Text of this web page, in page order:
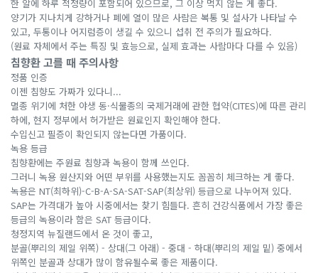
한 알에 하루 적정량이 포함되어 있으므로, 그 이상 먹지 않는 게 좋다.
양기가 지나치게 강하거나 폐에 열이 많은 사람은 복통 및 설사가 나타날 수
있고, 두통이나 어지럼증이 생길 수 있으니 섭취 전 주의가 필요하다.
(원료 자체에서 주는 특징 및 효능으로, 실제 효과는 사람마다 다를 수 있음)
침향환 고를 때 주의사항
정품 인증
이젠 침향도 가짜가 있다니...
멸종 위기에 처한 야생 동·식물종의 국제거래에 관한 협약(CITES)에 따른 관리
하에, 현지 정부에서 허가받은 원료인지 확인해야 한다.
수입신고 필증이 확인되지 않는다면 가품이다.
녹용 등급
침향환에는 주원료 침향과 녹용이 함께 쓰인다.
그러니 녹용 원산지와 어떤 부위를 사용했는지도 꼼꼼히 체크하는 게 좋다.
녹용은 NT(최하위)-C-B-A-SA-SAT-SAP(최상위) 등급으로 나누어져 있다.
SAP는 가격대가 높아 시중에서는 찾기 힘들다. 흔히 건강식품에서 가장 좋은
등급의 녹용이라 함은 SAT 등급이다.
청정지역 뉴질랜드에서 온 것이 좋고,
분골(뿌리의 제일 위쪽) - 상대(그 아래) - 중대 - 하대(뿌리의 제일 밑) 중에서
위쪽인 분골과 상대가 많이 함유될수록 좋은 제품이다.